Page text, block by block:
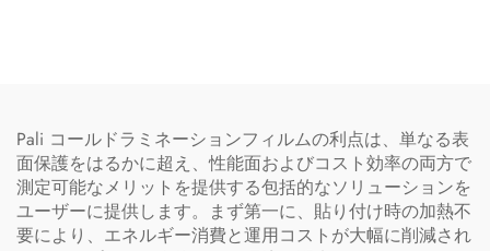
Pali コールドラミネーションフィルムの利点は、単なる表
面保護をはるかに超え、性能面およびコスト効率の両方で
測定可能なメリットを提供する包括的なソリューションを
ユーザーに提供します。まず第一に、貼り付け時の加熱不
要により、エネルギー消費と運用コストが大幅に削減され